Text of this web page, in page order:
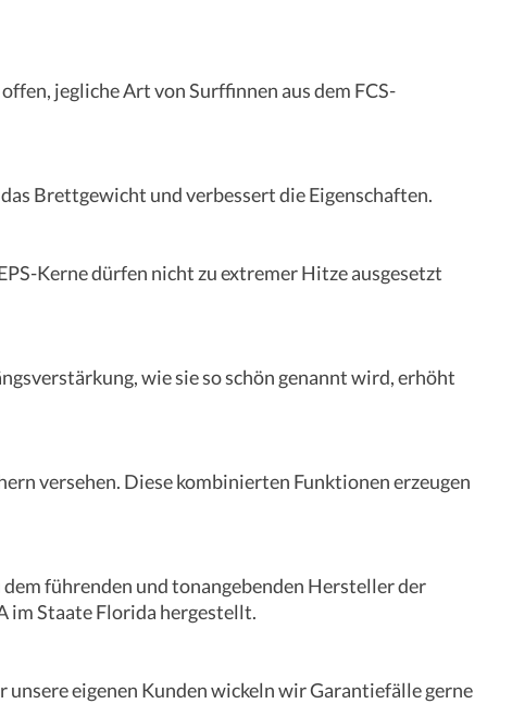
jegliche Art von Surffinnen aus dem FCS-
Brettgewicht und verbessert die Eigenschaften.
Kerne dürfen nicht zu extremer Hitze ausgesetzt
wie sie so schön genannt wird, erhöht
versehen. Diese kombinierten Funktionen erzeugen
führenden und tonangebenden Hersteller der
im Staate Florida hergestellt.
eigenen Kunden wickeln wir Garantiefälle gerne